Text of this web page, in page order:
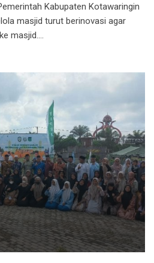
Kabupaten Kotawaringin
masjid turut berinovasi agar
masjid.…